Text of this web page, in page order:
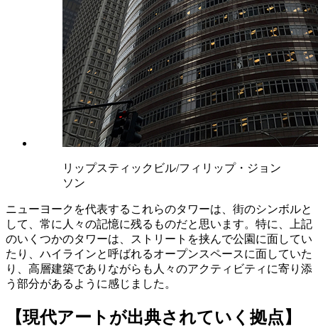
リップスティックビル/フィリップ・ジョン
ソン
ニューヨークを代表するこれらのタワーは、街のシンボルと
して、常に人々の記憶に残るものだと思います。特に、上記
のいくつかのタワーは、ストリートを挟んで公園に面してい
たり、ハイラインと呼ばれるオープンスペースに面していた
り、高層建築でありながらも人々のアクティビティに寄り添
う部分があるように感じました。
【現代アートが出典されていく拠点】